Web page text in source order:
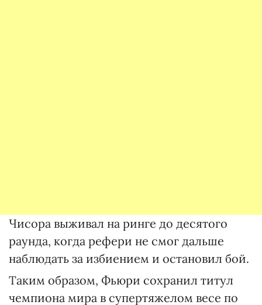
Чисора выживал на ринге до десятого
раунда, когда рефери не смог дальше
наблюдать за избиением и остановил бой.
Таким образом, Фьюри сохранил титул
чемпиона мира в супертяжелом весе по